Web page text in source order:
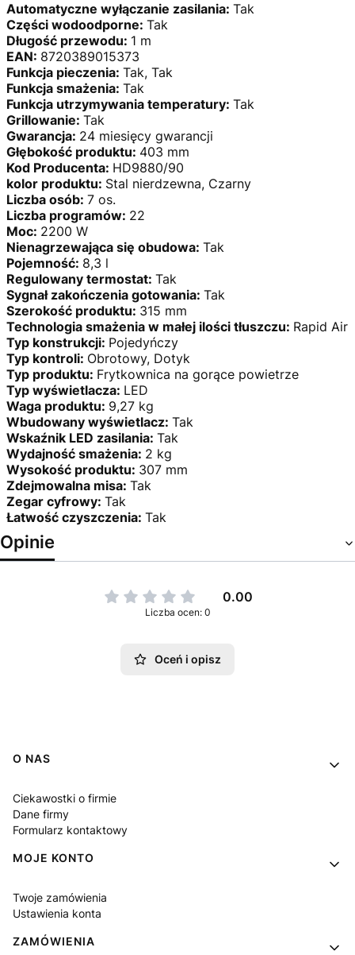
Automatyczne wyłączanie zasilania: Tak
Części wodoodporne: Tak
Długość przewodu: 1 m
EAN: 8720389015373
Funkcja pieczenia: Tak, Tak
Funkcja smażenia: Tak
Funkcja utrzymywania temperatury: Tak
Grillowanie: Tak
Gwarancja: 24 miesięcy gwarancji
Głębokość produktu: 403 mm
Kod Producenta: HD9880/90
kolor produktu: Stal nierdzewna, Czarny
Liczba osób: 7 os.
Liczba programów: 22
Moc: 2200 W
Nienagrzewająca się obudowa: Tak
Pojemność: 8,3 l
Regulowany termostat: Tak
Sygnał zakończenia gotowania: Tak
Szerokość produktu: 315 mm
Technologia smażenia w małej ilości tłuszczu: Rapid Air
Typ konstrukcji: Pojedyńczy
Typ kontroli: Obrotowy, Dotyk
Typ produktu: Frytkownica na gorące powietrze
Typ wyświetlacza: LED
Waga produktu: 9,27 kg
Wbudowany wyświetlacz: Tak
Wskaźnik LED zasilania: Tak
Wydajność smażenia: 2 kg
Wysokość produktu: 307 mm
Zdejmowalna misa: Tak
Zegar cyfrowy: Tak
Łatwość czyszczenia: Tak
Opinie
0.00
Liczba ocen: 0
Oceń i opisz
Linki w stopce
O NAS
Ciekawostki o firmie
Dane firmy
Formularz kontaktowy
MOJE KONTO
Twoje zamówienia
Ustawienia konta
ZAMÓWIENIA